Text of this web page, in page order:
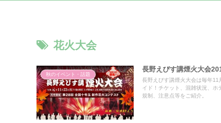
花火大会
秋のイベント・話題
長野えびす講煙火大会
長野えびす講煙火大会は毎年
イド！チケット、混雑状況、ホ
規制、注意点等をご紹介。